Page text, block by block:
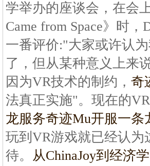
学举办的座谈会，在会
Came from Space》时
一番评价:"大家或许认
了，但从某种意义上来
因为VR技术的制约， 奇
法真正实施"。现在的
龙服务奇迹Mu开服一条
玩到VR游戏就已经认
待。 从ChinaJoy到经济学